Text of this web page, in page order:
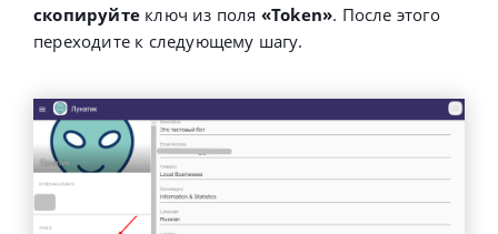
скопируйте ключ из поля «Token». После этого
переходите к следующему шагу.